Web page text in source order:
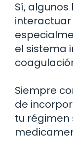
Sí,
el sistema
Siempre
de
tu